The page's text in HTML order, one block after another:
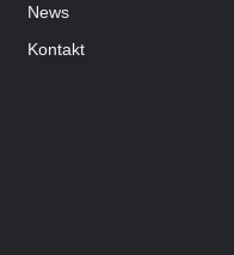
News
Kontakt